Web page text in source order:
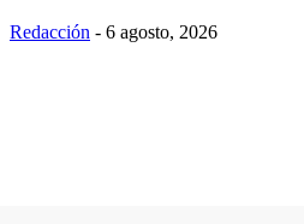
Redacción - 6 agosto, 2026